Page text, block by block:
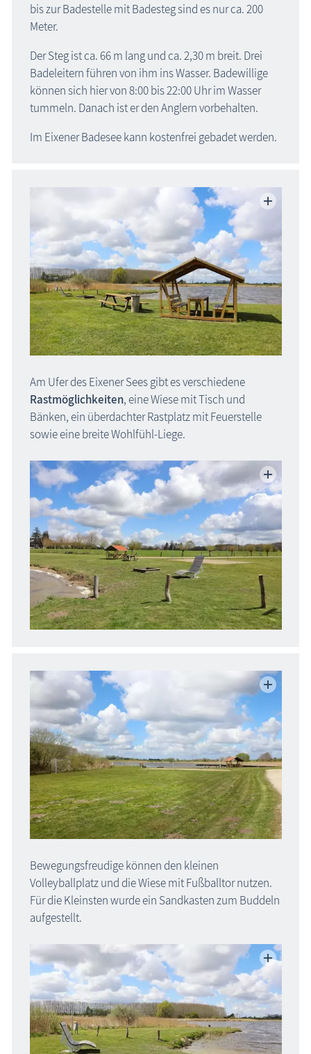
Strandpromenaden, Flaniermeilen
Windmühlen, Mühlen
Zoo & Tierpark
ehemalige Sehenswürdigkeiten
Traditionelles
bis zur Badestelle mit Badesteg sind es nur ca. 200
Meter.
Der Steg ist ca. 66 m lang und ca. 2,30 m breit. Drei
Badeleitern führen von ihm ins Wasser. Badewillige
können sich hier von 8:00 bis 22:00 Uhr im Wasser
tummeln. Danach ist er den Anglern vorbehalten.
Im Eixener Badesee kann kostenfrei gebadet werden.
Am Ufer des Eixener Sees gibt es verschiedene
Rastmöglichkeiten, eine Wiese mit Tisch und
Bänken, ein überdachter Rastplatz mit Feuerstelle
sowie eine breite Wohlfühl-Liege.
Bewegungsfreudige können den kleinen
Volleyballplatz und die Wiese mit Fußballtor nutzen.
Für die Kleinsten wurde ein Sandkasten zum Buddeln
aufgestellt.